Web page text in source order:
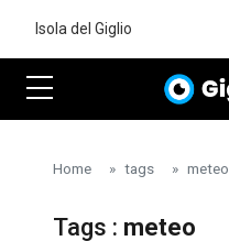
Isola del Giglio
Home tags meteo
Tags : meteo